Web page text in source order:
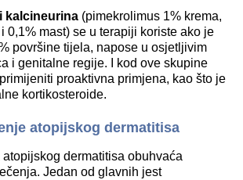
kalcineurina (pimekrolimus 1% krema,
0,1% mast) se u terapiji koriste ako je
površine tijela, napose u osjetljivim
i genitalne regije. I kod ove skupine
proaktivna primjena, kao što je
kortikosteroide.
atopijskog dermatitisa
dermatitisa obuhvaća
Jedan od glavnih jest